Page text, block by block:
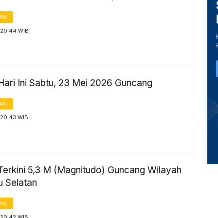
WIB
Ini Sabtu, 23 Mei 2026 Guncang
WIB
5,3 M (Magnitudo) Guncang Wilayah
Selatan